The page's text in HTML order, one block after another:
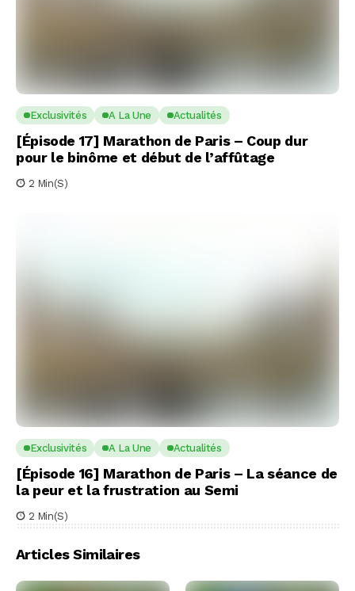
Exclusivités A La Une Actualités
[Épisode 17] Marathon de Paris – Coup dur
pour le binôme et début de l’affûtage
2 Min(s)
Exclusivités A La Une Actualités
[Épisode 16] Marathon de Paris – La séance de
la peur et la frustration au Semi
2 Min(s)
Articles Similaires